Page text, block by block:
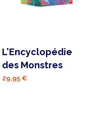
L'Encyclopédie
des Monstres
29,95 €